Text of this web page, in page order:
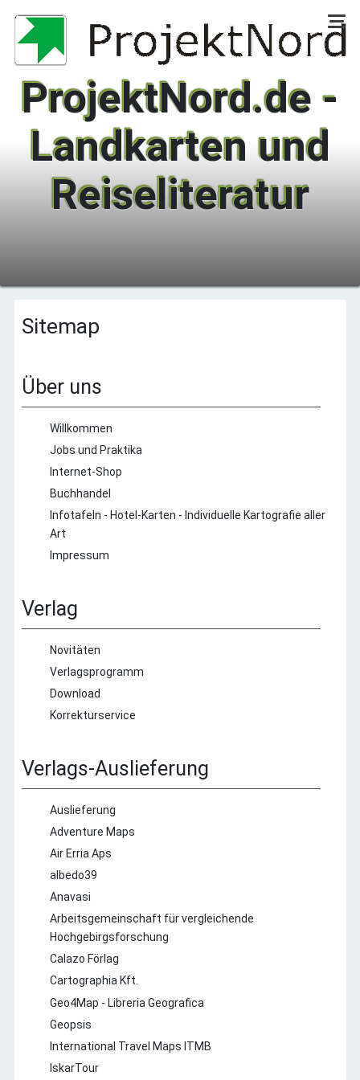
ProjektNord.de -
Landkarten und
Reiseliteratur
Über uns
Sitemap
Über uns
Willkommen
Jobs und Praktika
Internet-Shop
Buchhandel
Infotafeln - Hotel-Karten - Individuelle Kartografie aller
Art
Impressum
Verlag
Novitäten
Verlagsprogramm
Download
Korrekturservice
Verlags-Auslieferung
Auslieferung
Adventure Maps
Air Erria Aps
albedo39
Anavasi
Arbeitsgemeinschaft für vergleichende
Hochgebirgsforschung
Calazo Förlag
Cartographia Kft.
Geo4Map - Libreria Geografica
Geopsis
International Travel Maps ITMB
IskarTour